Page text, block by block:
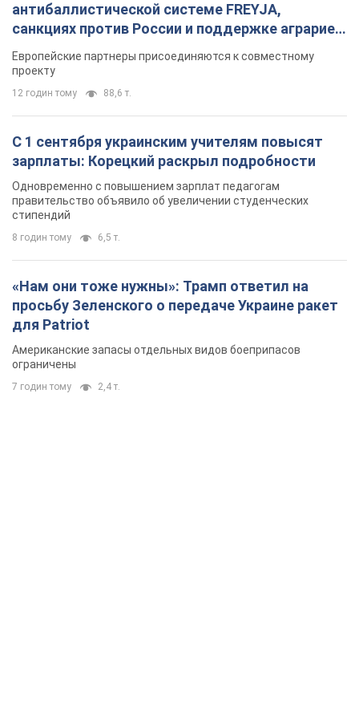
антибаллистической системе FREYJA,
санкциях против России и поддержке аграриев.
Видео
Европейские партнеры присоединяются к совместному
проекту
12 годин тому 88,6 т.
С 1 сентября украинским учителям повысят
зарплаты: Корецкий раскрыл подробности
Одновременно с повышением зарплат педагогам
правительство объявило об увеличении студенческих
стипендий
8 годин тому 6,5 т.
«Нам они тоже нужны»: Трамп ответил на
просьбу Зеленского о передаче Украине ракет
для Patriot
Американские запасы отдельных видов боеприпасов
ограничены
7 годин тому 2,4 т.